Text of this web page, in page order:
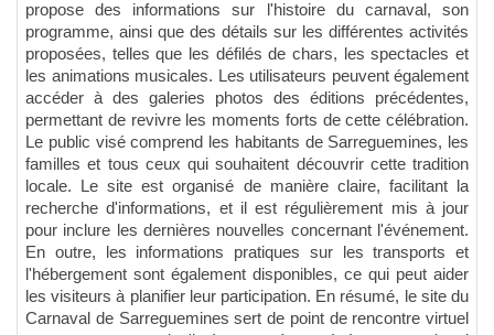
propose des informations sur l'histoire du carnaval, son
programme, ainsi que des détails sur les différentes activités
proposées, telles que les défilés de chars, les spectacles et
les animations musicales. Les utilisateurs peuvent également
accéder à des galeries photos des éditions précédentes,
permettant de revivre les moments forts de cette célébration.
Le public visé comprend les habitants de Sarreguemines, les
familles et tous ceux qui souhaitent découvrir cette tradition
locale. Le site est organisé de manière claire, facilitant la
recherche d'informations, et il est régulièrement mis à jour
pour inclure les dernières nouvelles concernant l'événement.
En outre, les informations pratiques sur les transports et
l'hébergement sont également disponibles, ce qui peut aider
les visiteurs à planifier leur participation. En résumé, le site du
Carnaval de Sarreguemines sert de point de rencontre virtuel